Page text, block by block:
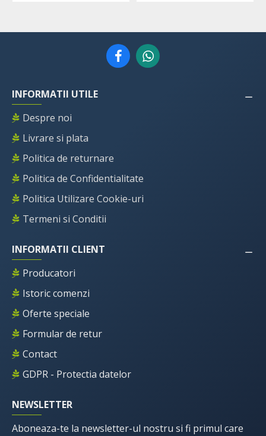
INFORMATII UTILE
Despre noi
Livrare si plata
Politica de returnare
Politica de Confidentialitate
Politica Utilizare Cookie-uri
Termeni si Conditii
INFORMATII CLIENT
Producatori
Istoric comenzi
Oferte speciale
Formular de retur
Contact
GDPR - Protectia datelor
NEWSLETTER
Aboneaza-te la newsletter-ul nostru si fi primul care